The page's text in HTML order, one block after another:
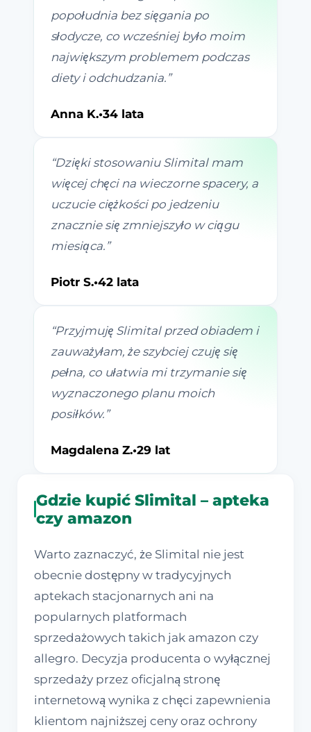
popołudnia bez sięgania po
słodycze, co wcześniej było moim
największym problemem podczas
diety i odchudzania. ”
Anna K.•34 lata
“Dzięki stosowaniu Slimital mam
więcej chęci na wieczorne spacery, a
uczucie ciężkości po jedzeniu
znacznie się zmniejszyło w ciągu
miesiąca. ”
Piotr S.•42 lata
“Przyjmuję Slimital przed obiadem i
zauważyłam, że szybciej czuję się
pełna, co ułatwia mi trzymanie się
wyznaczonego planu moich
posiłków. ”
Magdalena Z.•29 lat
Gdzie kupić Slimital – apteka
czy amazon
Warto zaznaczyć, że Slimital nie jest
obecnie dostępny w tradycyjnych
aptekach stacjonarnych ani na
popularnych platformach
sprzedażowych takich jak amazon czy
allegro. Decyzja producenta o wyłącznej
sprzedaży przez oficjalną stronę
internetową wynika z chęci zapewnienia
klientom najniższej ceny oraz ochrony